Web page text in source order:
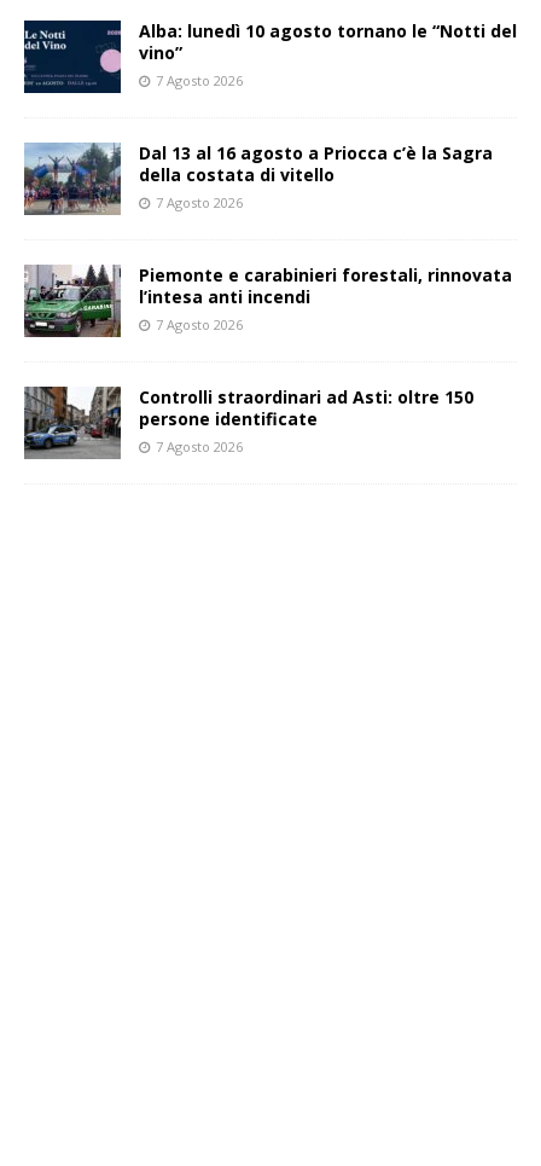
Alba: lunedì 10 agosto tornano le “Notti del
vino”
7 Agosto 2026
Dal 13 al 16 agosto a Priocca c’è la Sagra
della costata di vitello
7 Agosto 2026
Piemonte e carabinieri forestali, rinnovata
l’intesa anti incendi
7 Agosto 2026
Controlli straordinari ad Asti: oltre 150
persone identificate
7 Agosto 2026